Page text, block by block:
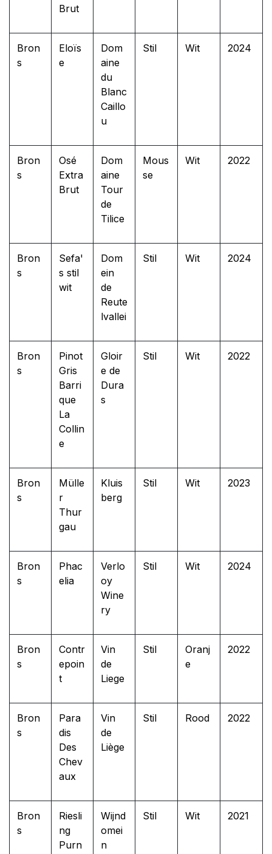
Brut
Bron
s
Eloïs
e
Dom
aine
du
Blanc
Caillo
u
Stil Wit 2024
Bron
s
Osé
Extra
Brut
Dom
aine
Tour
de
Tilice
Mous
se
Wit 2022
Bron
s
Sefa'
s stil
wit
Dom
ein
de
Reute
lvallei
Stil Wit 2024
Bron
s
Pinot
Gris
Barri
que
La
Collin
e
Gloir
e de
Dura
s
Stil Wit 2022
Bron
s
Mülle
r
Thur
gau
Kluis
berg
Stil Wit 2023
Bron
s
Phac
elia
Verlo
oy
Wine
ry
Stil Wit 2024
Bron
s
Contr
epoin
t
Vin
de
Liege
Stil
Oranj
e
2022
Bron
s
Para
dis
Des
Chev
aux
Vin
de
Liège
Stil Rood 2022
Bron
s
Riesli
ng
Purn
Wijnd
omei
n
Stil Wit 2021